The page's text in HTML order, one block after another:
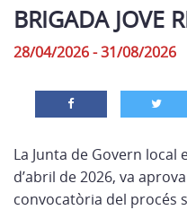
BRIGADA JOVE
28/04/2026 - 31/08/2026
La Junta de Govern local
d’abril de 2026, va
convocatòria del procés